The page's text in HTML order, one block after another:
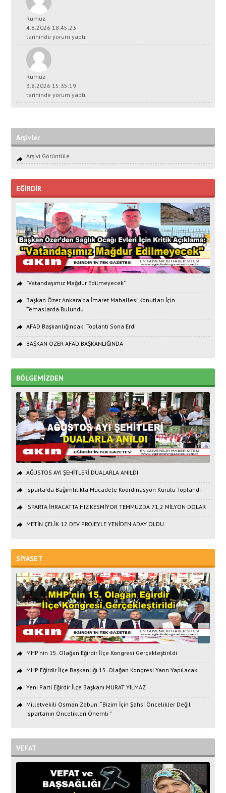
Rumuz
4.8.2026 18:45:23
tarihinde yorum yaptı.
Rumuz
3.8.2026 15:35:19
tarihinde yorum yaptı.
Arşivler
Arşivi Görüntüle
EĞİRDİR
"Vatandaşımız Mağdur Edilmeyecek"
Başkan Özer Ankara’da İmaret Mahallesi Konutları İçin
Temaslarda Bulundu
AFAD Başkanlığındaki Toplantı Sona Erdi
BAŞKAN ÖZER AFAD BAŞKANLIĞINDA
BÖLGEMİZDEN
AĞUSTOS AYI ŞEHİTLERİ DUALARLA ANILDI
Isparta'da Bağımlılıkla Mücadele Koordinasyon Kurulu Toplandı
ISPARTA İHRACATTA HIZ KESMİYOR TEMMUZDA 71,2 MİLYON DOLAR
METİN ÇELİK 12 DEV PROJEYLE YENİDEN ADAY OLDU
SİYASET
MHP'nin 15. Olağan Eğirdir İlçe Kongresi Gerçekleştirildi
MHP Eğirdir İlçe Başkanlığı 15. Olağan Kongresi Yarın Yapılacak
Yeni Parti Eğirdir İlçe Başkanı MURAT YILMAZ
Milletvekili Osman Zabun: “Bizim İçin Şahsi Öncelikler Değil
Isparta’nın Öncelikleri Önemli ”
VEFAT